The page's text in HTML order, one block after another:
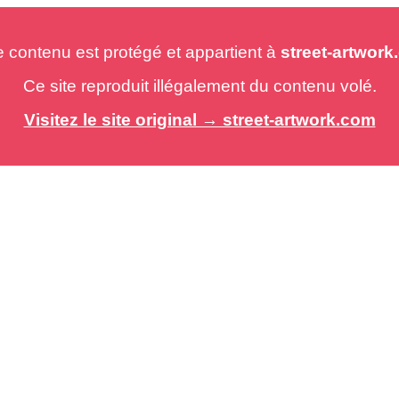
est protégé et appartient à street-
Ce site reproduit illégalement du contenu volé.
Visitez le site original → street-artwork.com